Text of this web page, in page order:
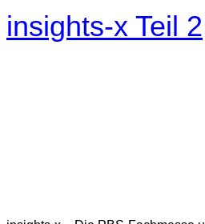
insights-x Teil 2